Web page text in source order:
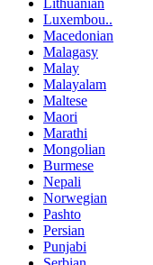
Lithuanian
Luxembou..
Macedonian
Malagasy
Malay
Malayalam
Maltese
Maori
Marathi
Mongolian
Burmese
Nepali
Norwegian
Pashto
Persian
Punjabi